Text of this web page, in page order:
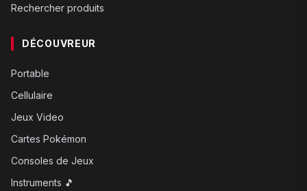
Rechercher produits
DÉCOUVREUR
Portable
Cellulaire
Jeux Video
Cartes Pokémon
Consoles de Jeux
Instruments 🎵